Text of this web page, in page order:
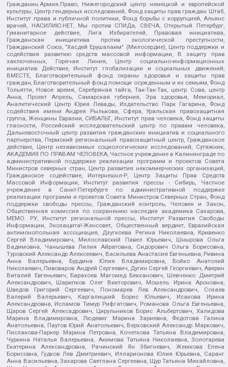
Гражданин.Армия.Право, Нижегородский центр немецкой и европейской
культуры, Центр гендерных исследований, Фонд защиты прав граждан Штаб,
Институт права и публичной политики, Фонд борьбы с коррупцией, Альянс
врачей, НАСИЛИЮ.НЕТ, Мы против СПИДа, СВЕЧА, Открытый Петербург,
Гуманитарное действие, Лига Избирателей, Правовая инициатива,
Гражданская инициатива против экологической преступности,
Гражданский Союз, "Хасдей Ерушалаим" (Милосердие), Центр поддержки и
содействия развитию средств массовой информации, В защиту прав
заключенных, Горячая Линия, Центр социально-информационных
инициатив Действие, Институт глобализации и социальных движений,
ВМЕСТЕ, Благотворительный фонд охраны здоровья и защиты прав
граждан, Благотворительный фонд помощи осужденным и их семьям, Фонд
Тольятти, Новое время, Серебряная тайга, Так-Так-Так, центр Сова, центр
Анна, Проект Апрель, Самарская губерния, Эра здоровья, Мемориал,
Аналитический Центр Юрия Левады, Издательство Парк Гагарина, Фонд
содействия имени Андрея Рылькова, Сфера, Уральская правозащитная
группа, Женщины Евразии, СИБАЛЬТ, Институт прав человека, Фонд защиты
гласности, Российский исследовательский центр по правам человека,
Дальневосточный центр развития гражданских инициатив и социального
партнерства, Пермский региональный правозащитный центр, Гражданское
действие, Центр независимых социологических исследований, Сутяжник,
АКАДЕМИЯ ПО ПРАВАМ ЧЕЛОВЕКА, Частное учреждение в Калининграде по
административной поддержке реализации программ и проектов Совета
Министров северных стран, Центр развития некоммерческих организаций,
Гражданское содействие, Интернешнл-Р, Центр Защиты Прав Средств
Массовой Информации, Институт развития прессы - Сибирь, Частное
учреждение в Санкт-Петербурге по административной поддержке
реализации программ и проектов Совета Министров Северных Стран, Фонд
поддержки свободы прессы, Гражданский контроль, Человек и Закон,
Общественная комиссия по сохранению наследия академика Сахарова,
МЕМО. РУ, Институт региональной прессы, Институт Развития Свободы
Информации, Экозащита!-Женсовет, Общественный вердикт, Евразийская
антимонопольная ассоциация, Дзугкоева Регина Николаевна, Кривенко
Сергей Владимирович, Милославский Павел Юрьевич, Шнырова Ольга
Вадимовна, Чанышева Лилия Айратовна, Сидорович Ольга Борисовна,
Туровский Александр Алексеевич, Васильева Анастасия Евгеньевна, Ривина
Анна Валерьевна, Бурдина Юлия Владимировна, Бойко Анатолий
Николаевич, Пивоваров Андрей Сергеевич, Дугин Сергей Георгиевич, Аверин
Виталий Евгеньевич, Барахоев Магомед Бекханович, Шевченко Дмитрий
Александрович, Шарипков Олег Викторович, Мошель Ирина Ароновна,
Шведов Григорий Сергеевич, Пономарев Лев Александрович, Созаев
Валерий Валерьевич, Каргалицкий Борис Юльевич, Исакова Ирина
Александровна, Исламов Тимур Рифгатович, Романова Ольга Евгеньевна,
Щаров Сергей Алексадрович, Цирульников Борис Альбертович, Халидова
Марина Владимировна, Людевиг Марина Зариевна, Федотова Галина
Анатольевна, Паутов Юрий Анатольевич, Верховский Александр Маркович,
Пислакова-Паркер Марина Петровна, Кочеткова Татьяна Владимировна,
Чуркина Наталья Валерьевна, Акимова Татьяна Николаевна, Золотарева
Екатерина Александровна, Рачинский Ян Збигневич, Жемкова Елена
Борисовна, Гудков Лев Дмитриевич, Илларионова Юлия Юрьевна, Саранг
Анна Васильевна, Захарова Светлана Сергеевна, Щур Татьяна Михайловна,